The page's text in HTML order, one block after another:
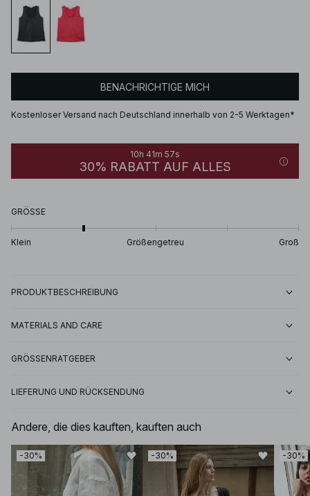
BENACHRICHTIGE MICH
Kostenloser Versand nach Deutschland innerhalb von 2-5 Werktagen*
10h 41m 57s
30% RABATT AUF ALLES
GRÖSSE
Klein Größengetreu Groß
PRODUKTBESCHREIBUNG
MATERIALS AND CARE
GRÖSSENRATGEBER
LIEFERUNG UND RÜCKSENDUNG
Andere, die dies kauften, kauften auch
-30% -30% -30%